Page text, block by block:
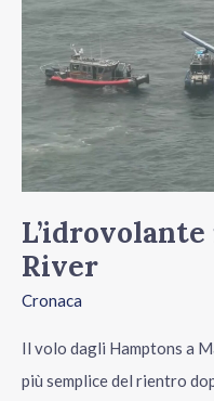
River
Cronaca
Il volo dagli Hamptons a
più semplice del rientro
River